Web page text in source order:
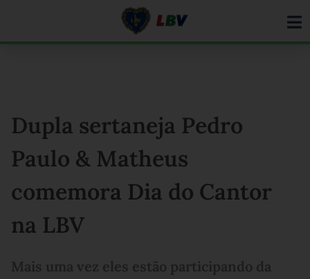
Dupla sertaneja Pedro
Paulo & Matheus
comemora Dia do Cantor
na LBV
Mais uma vez eles estão participando da